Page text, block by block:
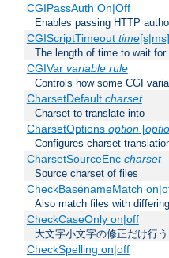
CGIPassAuth On|Off
Enables passing HTTP
CGIScriptTimeout time[s|ms]
The length of time to wait
CGIVar variable rule
Controls how some CGI
CharsetDefault charset
Charset to translate into
CharsetOptions option[
Configures charset
CharsetSourceEnc charset
Source charset of files
CheckBasenameMatch
Also match files with
CheckCaseOnly on|off
大文字小文字の修正だけ行
CheckSpelling on|off